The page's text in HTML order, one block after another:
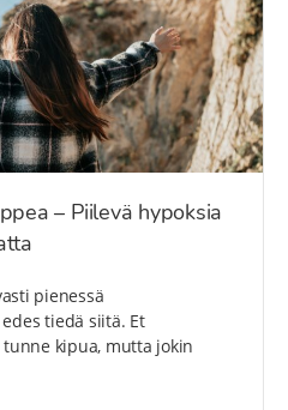
– Piilevä hypoksia
pienessä
tiedä siitä. Et
kipua, mutta jokin